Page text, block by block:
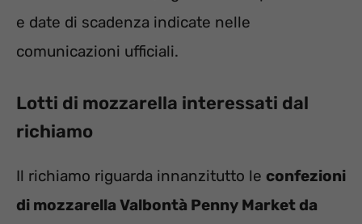
e date di scadenza indicate nelle
comunicazioni ufficiali.
Lotti di mozzarella interessati dal
richiamo
Il richiamo riguarda innanzitutto le confezioni
di mozzarella Valbontà Penny Market da